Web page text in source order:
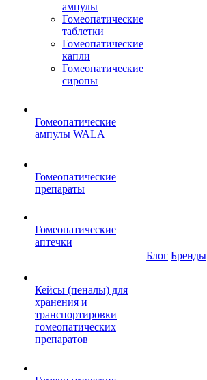
ампулы
Гомеопатические
таблетки
Гомеопатические
капли
Гомеопатические
сиропы
Гомеопатические
ампулы WALA
Гомеопатические
препараты
Гомеопатические
аптечки
Кейсы (пеналы) для
хранения и
транспортировки
гомеопатических
препаратов
Блог Бренды